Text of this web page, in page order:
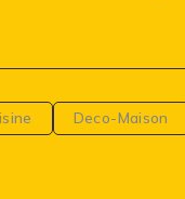
Deco-Maison